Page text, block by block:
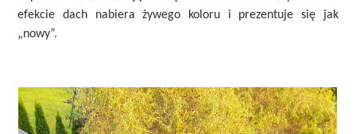
efekcie dach nabiera żywego koloru i prezentuje się jak
„nowy”.